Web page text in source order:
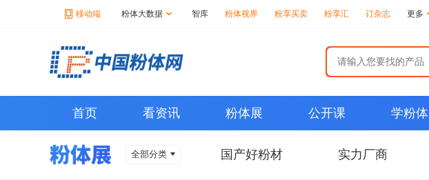
移动端 粉体大数据 智库 粉体视界 粉享买卖 粉享汇 订杂志 更多
首页 看资讯 粉体展 公开课 学粉体
全部分类 国产好粉材 实力厂商